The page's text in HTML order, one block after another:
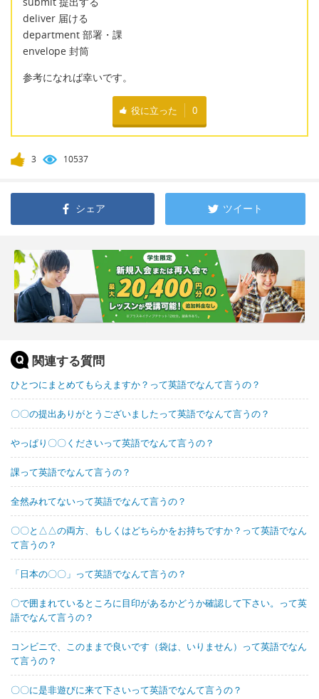
deliver 届ける
department 部署・課
envelope 封筒
参考になれば幸いです。
役に立った 0
3 10537
シェア ツイート
関連する質問
ひとつにまとめてもらえますか？って英語でなんて言うの？
〇〇の提出ありがとうございましたって英語でなんて言うの？
やっぱり〇〇くださいって英語でなんて言うの？
課って英語でなんて言うの？
全然みれてないって英語でなんて言うの？
〇〇と△△の両方、もしくはどちらかをお持ちですか？って英語でなん
て言うの？
「日本の〇〇」って英語でなんて言うの？
〇で囲まれているところに目印があるかどうか確認して下さい。って英
語でなんて言うの？
コンビニで、このままで良いです（袋は、いりません）って英語でなん
て言うの？
〇〇に是非遊びに来て下さいって英語でなんて言うの？